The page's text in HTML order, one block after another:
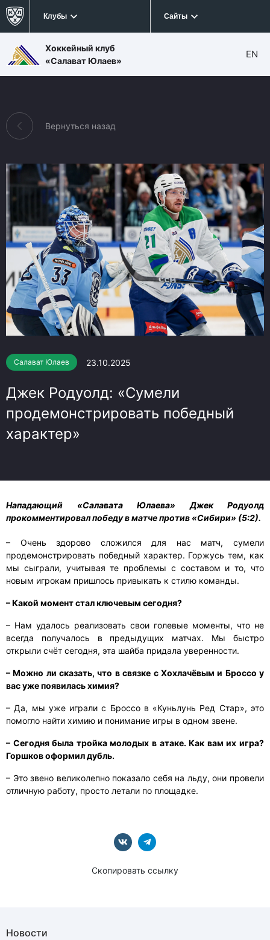
Клубы Сайты
Хоккейный клуб
«Салават Юлаев»
EN
Вернуться назад
Салават Юлаев 23.10.2025
Джек Родуолд: «Сумели
продемонстрировать победный
характер»
Нападающий «Салавата Юлаева» Джек Родуолд
прокомментировал победу в матче против «Сибири» (5:2).
– Очень здорово сложился для нас матч, сумели
продемонстрировать победный характер. Горжусь тем, как
мы сыграли, учитывая те проблемы с составом и то, что
новым игрокам пришлось привыкать к стилю команды.
– Какой момент стал ключевым сегодня?
– Нам удалось реализовать свои голевые моменты, что не
всегда получалось в предыдущих матчах. Мы быстро
открыли счёт сегодня, эта шайба придала уверенности.
– Можно ли сказать, что в связке с Хохлачёвым и Броссо у
вас уже появилась химия?
– Да, мы уже играли с Броссо в «Куньлунь Ред Стар», это
помогло найти химию и понимание игры в одном звене.
– Сегодня была тройка молодых в атаке. Как вам их игра?
Горшков оформил дубль.
– Это звено великолепно показало себя на льду, они провели
отличную работу, просто летали по площадке.
Скопировать ссылку
Новости